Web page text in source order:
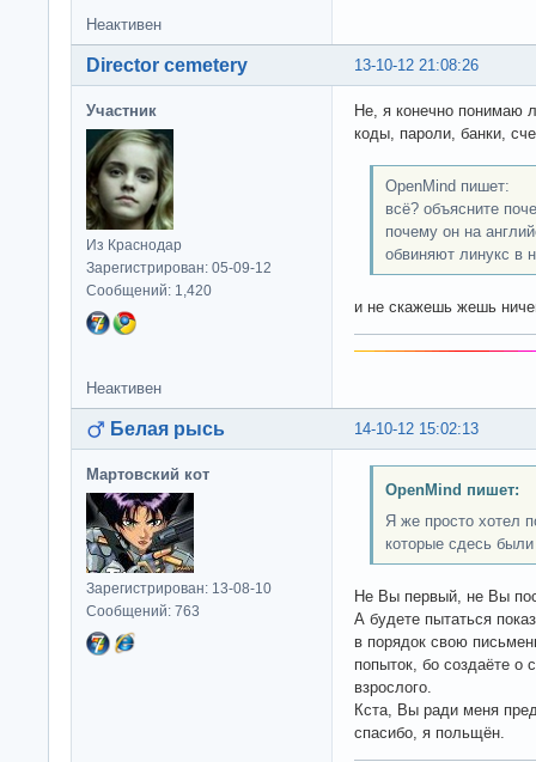
Неактивен
13-10-12 21:08:26
Director cemetery
Участник
Из Краснодар
Зарегистрирован: 05-09-12
Сообщений: 1,420
Не, я конечно понимаю
коды, пароли, банки,
OpenMind пишет:
всё? объясните
почему он на
обвиняют линукс в
и не скажешь жешь
Неактивен
14-10-12 15:02:13
Белая рысь
Мартовский кот
Зарегистрирован: 13-08-10
Сообщений: 763
OpenMind пишет:
Я же просто хотел
которые сдесь
Не Вы первый, не Вы
А будете пытаться
в порядок свою
попыток, бо создаёте о
взрослого.
Кста, Вы ради меня
спасибо, я польщён.